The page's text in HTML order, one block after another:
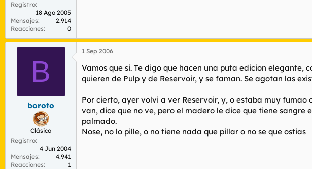
Registro
18 Ago 2005
Mensajes
2.914
Reacciones
0
B
boroto
Clásico
Registro
4 Jun 2004
Mensajes
4.941
Reacciones
1
1 Sep 2006
Vamos que si. Te digo que hacen una puta edicion elegante,
quieren de Pulp y de Reservoir, y se faman. Se agotan las
Por cierto, ayer volvi a ver Reservoir, y, o estaba muy
van, dice que no ve, pero el madero le dice que tiene
palmado.
Nose, no lo pille, o no tiene nada que pillar o no se que ostias